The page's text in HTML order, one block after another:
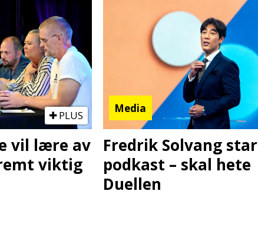
PLUS
vil lære av
viktig
Media
Fredrik Solvang
podkast – skal hete
Duellen